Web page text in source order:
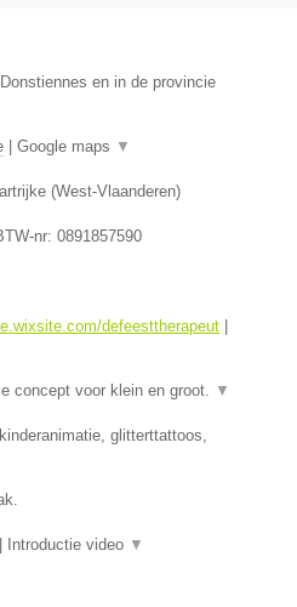
en in de provincie
| Google maps ▼
(West-Vlaanderen)
nr: 0891857590
defeesttherapeut |
concept voor klein en groot. ▼
glitterttattoos,
| Introductie video ▼